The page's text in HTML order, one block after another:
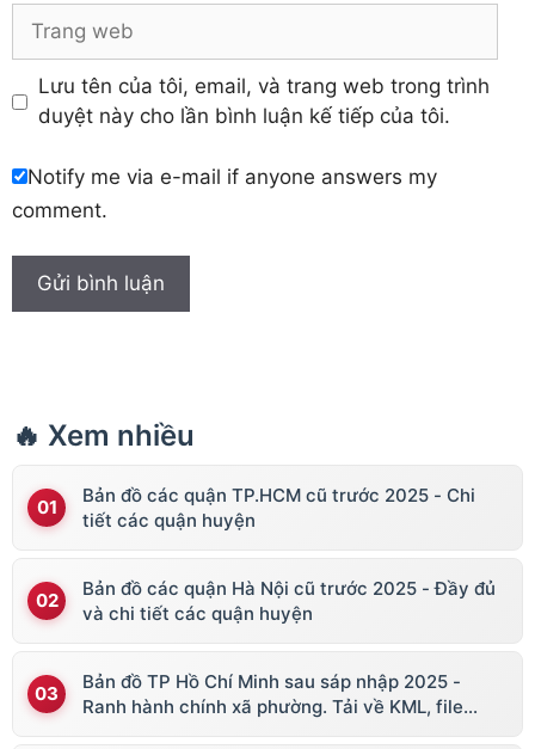
Trang
Lưu tên của tôi, email, và trang web trong trình
duyệt này cho lần bình luận kế tiếp của tôi.
Notify me via e-mail if anyone answers my
comment.
🔥 Xem nhiều
Bản đồ các quận TP.HCM cũ trước 2025 - Chi
tiết các quận huyện
Bản đồ các quận Hà Nội cũ trước 2025 - Đầy đủ
và chi tiết các quận huyện
Bản đồ TP Hồ Chí Minh sau sáp nhập 2025 -
Ranh hành chính xã phường. Tải về KML, file